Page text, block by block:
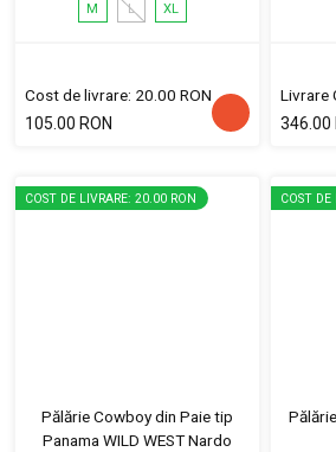
M L XL
Cost de livrare: 20.00 RON
105.00 RON
Livrare
346.00
COST DE LIVRARE: 20.00 RON
Pălărie Cowboy din Paie tip
Panama WILD WEST Nardo
COST